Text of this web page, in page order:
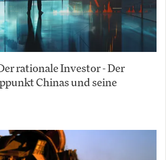
rationale Investor - Der
Chinas und seine